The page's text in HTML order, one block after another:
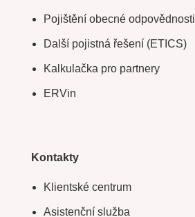
Pojištění obecné odpovědnosti
Další pojistná řešení (ETICS)
Kalkulačka pro partnery
ERVin
Kontakty
Klientské centrum
Asistenční služba